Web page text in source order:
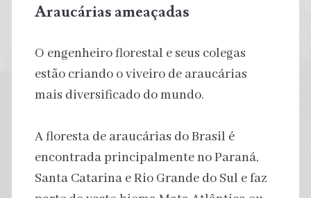
Araucárias ameaçadas
O engenheiro florestal e seus colegas
estão criando o viveiro de araucárias
mais diversificado do mundo.
A floresta de araucárias do Brasil é
encontrada principalmente no Paraná,
Santa Catarina e Rio Grande do Sul e faz